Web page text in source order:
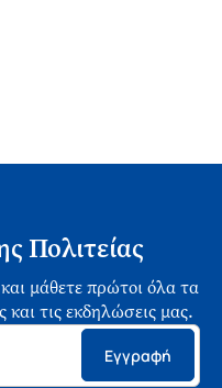
Πολιτείας
μάθετε πρώτοι όλα τα
και τις εκδηλώσεις μας.
Εγγραφή